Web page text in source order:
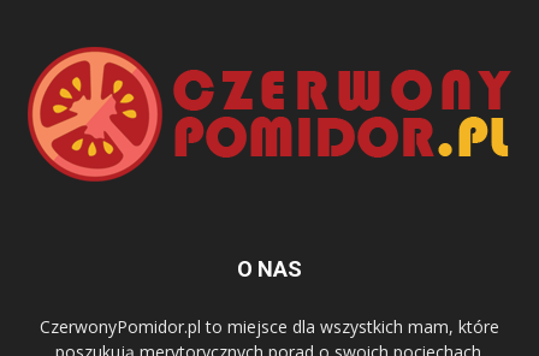
O NAS
CzerwonyPomidor.pl to miejsce dla wszystkich mam, które
poszukują merytorycznych porad o swoich pociechach.